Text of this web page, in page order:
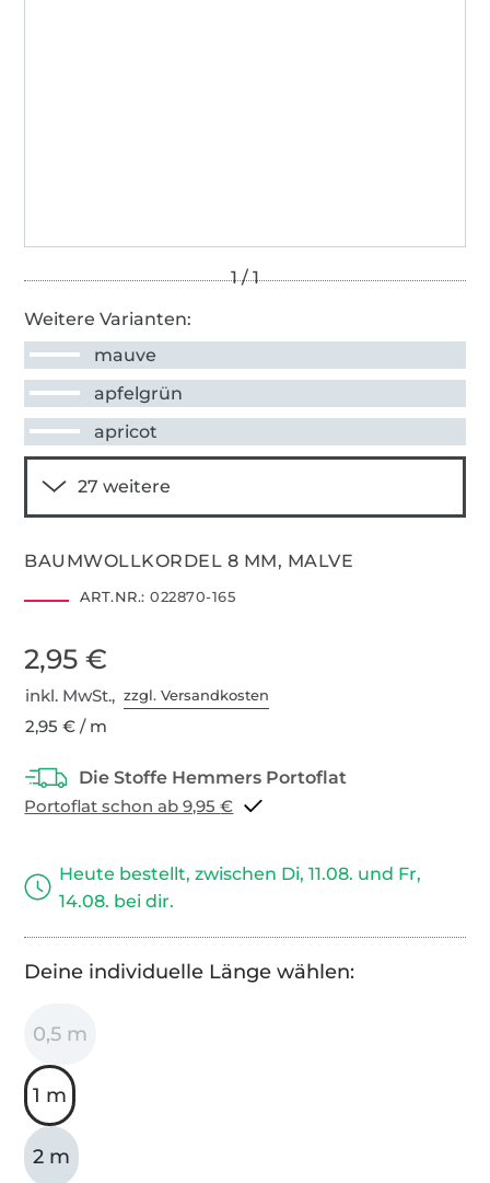
Weitere Varianten:
mauve
apfelgrün
apricot
BAUMWOLLKORDEL 8 MM, MALVE
ART.NR.: 022870-165
2,95 €
inkl. MwSt.,zzgl. Versandkosten
2,95 € / m
Portoflat schon ab 9,95 €
Heute bestellt, zwischen Di, 11.08. und Fr,
14.08. bei dir.
Deine individuelle Länge wählen:
0,5 m
1 m
2 m